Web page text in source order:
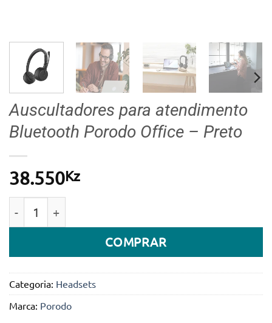
Auscultadores para atendimento
Bluetooth Porodo Office – Preto
38.550Kz
COMPRAR
Categoria: Headsets
Marca: Porodo